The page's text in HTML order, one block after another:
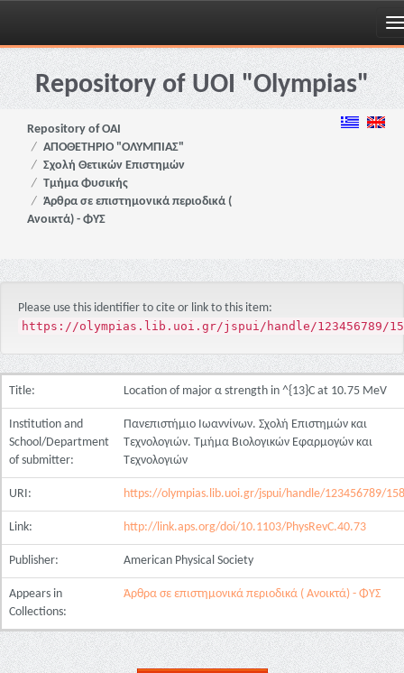
Skip
navigationRepository of UOI "Olympias"
Repository of OAI
ΑΠΟΘΕΤΗΡΙΟ "ΟΛΥΜΠΙΑΣ"
Σχολή Θετικών Επιστημών
Τμήμα Φυσικής
Άρθρα σε επιστημονικά περιοδικά (
Ανοικτά) - ΦΥΣ
Please use this identifier to cite or link to this item:
https://olympias.lib.uoi.gr/jspui/handle/123456789/
Title: Location of major α strength in ^{13}C at 10.75 MeV
Institution and
School/Department
of submitter:
Πανεπιστήμιο Ιωαννίνων. Σχολή Επιστημών και
Τεχνολογιών. Τμήμα Βιολογικών Εφαρμογών και
Τεχνολογιών
URI: https://olympias.lib.uoi.gr/jspui/handle/123456789/
Link: http://link.aps.org/doi/10.1103/PhysRevC.40.73
Publisher: American Physical Society
Appears in
Collections:
Άρθρα σε επιστημονικά περιοδικά ( Ανοικτά) - ΦΥΣ